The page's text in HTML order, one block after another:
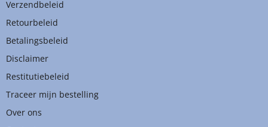
Verzendbeleid
Retourbeleid
Betalingsbeleid
Disclaimer
Restitutiebeleid
Traceer mijn bestelling
Over ons